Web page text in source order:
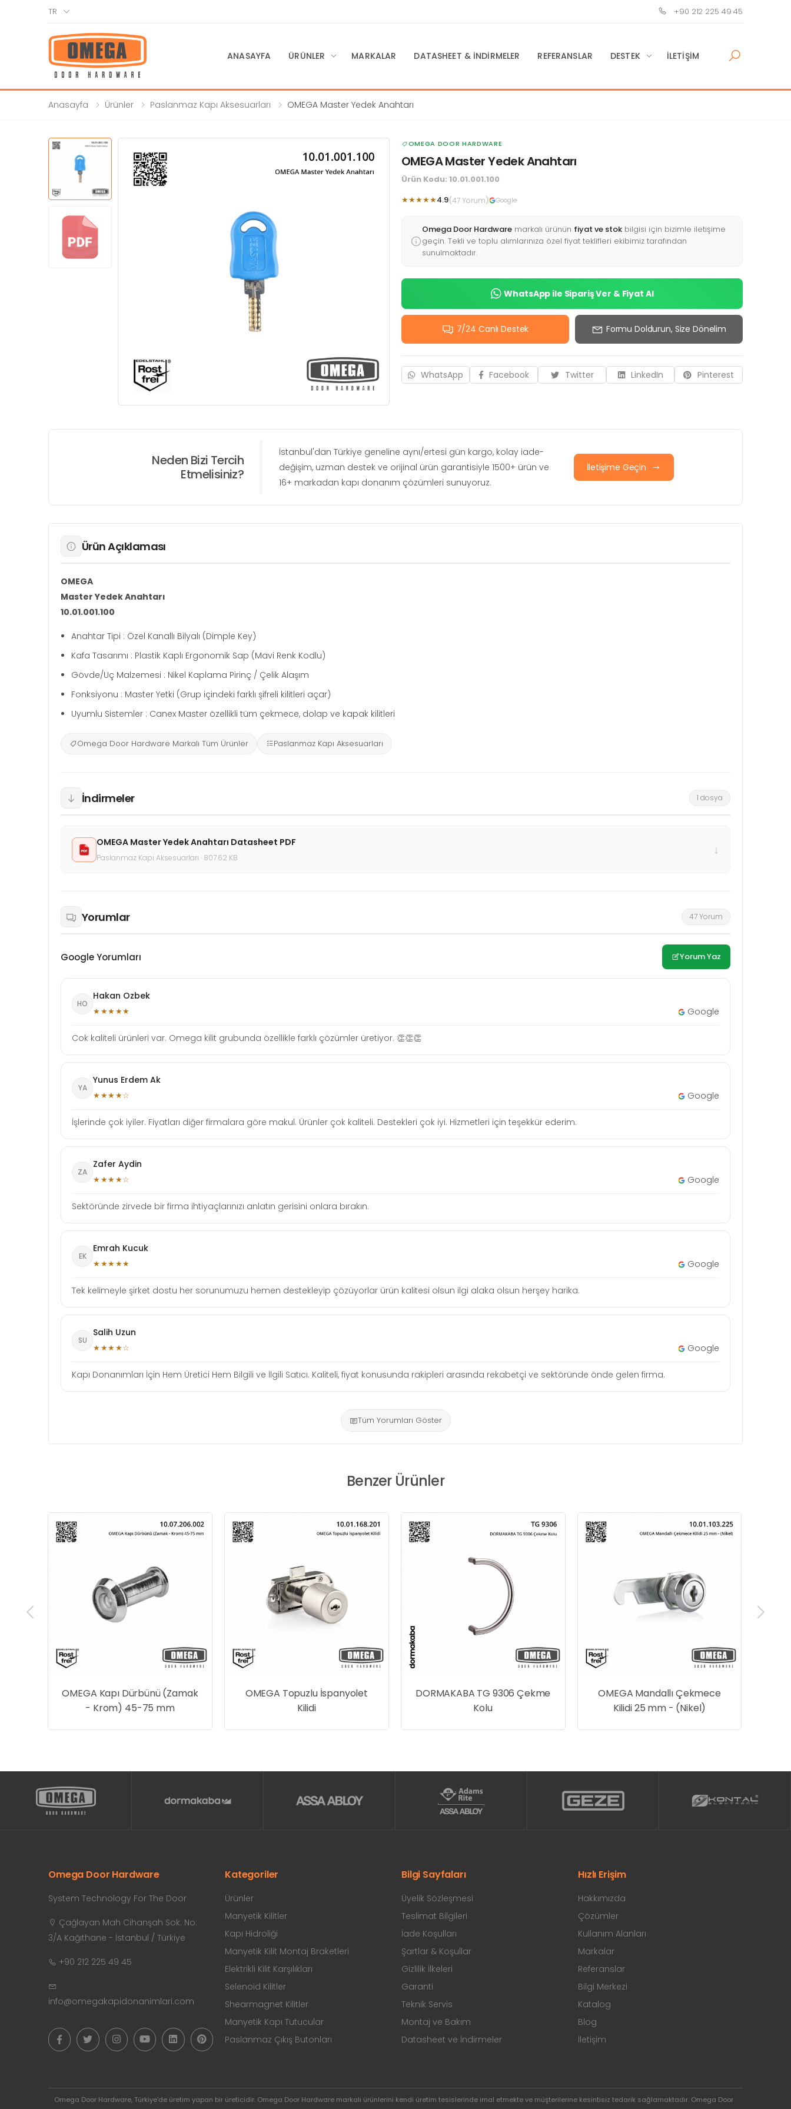
TR +90 212 225 49 45
ANASAYFA ÜRÜNLER MARKALAR DATASHEET & İNDIRMELER REFERANSLAR DESTEK İLETIŞIM
Anasayfa Ürünler Paslanmaz Kapı Aksesuarları OMEGA Master Yedek Anahtarı
OMEGA DOOR HARDWARE
OMEGA Master Yedek Anahtarı
Ürün Kodu: 10.01.001.100
★★★★★4.9(47 Yorum) Google
Omega Door Hardware markalı ürünün fiyat ve stok bilgisi için bizimle iletişime
geçin. Tekli ve toplu alımlarınıza özel fiyat teklifleri ekibimiz tarafından
sunulmaktadır.
WhatsApp ile Sipariş Ver & Fiyat Al
7/24 Canlı Destek Formu Doldurun, Size Dönelim
WhatsApp Facebook Twitter LinkedIn Pinterest
Neden Bizi Tercih
Etmelisiniz?
İstanbul'dan Türkiye geneline aynı/ertesi gün kargo, kolay iade-
değişim, uzman destek ve orijinal ürün garantisiyle 1500+ ürün ve
16+ markadan kapı donanım çözümleri sunuyoruz.
İletişime Geçin
Ürün Açıklaması
OMEGA
Master Yedek Anahtarı
10.01.001.100
Anahtar Tipi : Özel Kanallı Bilyalı (Dimple Key)
Kafa Tasarımı : Plastik Kaplı Ergonomik Sap (Mavi Renk Kodlu)
Gövde/Uç Malzemesi : Nikel Kaplama Pirinç / Çelik Alaşım
Fonksiyonu : Master Yetki (Grup içindeki farklı şifreli kilitleri açar)
Uyumlu Sistemler : Canex Master özellikli tüm çekmece, dolap ve kapak kilitleri
Omega Door Hardware Markalı Tüm Ürünler Paslanmaz Kapı Aksesuarları
İndirmeler 1 dosya
OMEGA Master Yedek Anahtarı Datasheet PDF
Paslanmaz Kapı Aksesuarları · 807.62 KB
↓
Yorumlar 47 Yorum
Google Yorumları Yorum Yaz
HO
Hakan Ozbek
★★★★★ Google
Cok kaliteli ürünleri var. Omega kilit grubunda özellikle farklı çözümler üretiyor. 👏👏👏
YA
Yunus Erdem Ak
★★★★☆ Google
İşlerinde çok iyiler. Fiyatları diğer firmalara göre makul. Ürünler çok kaliteli. Destekleri çok iyi. Hizmetleri için teşekkür ederim.
ZA
Zafer Aydin
★★★★☆ Google
Sektöründe zirvede bir firma ihtiyaçlarınızı anlatın gerisini onlara bırakın.
EK
Emrah Kucuk
★★★★★ Google
Tek kelimeyle şirket dostu her sorunumuzu hemen destekleyip çözüyorlar ürün kalitesi olsun ilgi alaka olsun herşey harika.
SU
Salih Uzun
★★★★☆ Google
Kapı Donanımları İçin Hem Üretici Hem Bilgili ve İlgili Satıcı. Kaliteli, fiyat konusunda rakipleri arasında rekabetçi ve sektöründe önde gelen firma.
Tüm Yorumları Göster
Benzer Ürünler
OMEGA Kapı Dürbünü (Zamak
- Krom) 45-75 mm
OMEGA Topuzlu İspanyolet
Kilidi
DORMAKABA TG 9306 Çekme
Kolu
OMEGA Mandallı Çekmece
Kilidi 25 mm - (Nikel)
Omega Door Hardware
System Technology For The Door
Çağlayan Mah Cihanşah Sok. No:
3/A Kağıthane - İstanbul / Türkiye
+90 212 225 49 45
info@omegakapidonanimlari.com
Kategoriler
Ürünler
Manyetik Kilitler
Kapı Hidroliği
Manyetik Kilit Montaj Braketleri
Elektrikli Kilit Karşılıkları
Selenoid Kilitler
Shearmagnet Kilitler
Manyetik Kapı Tutucular
Paslanmaz Çıkış Butonları
Bilgi Sayfaları
Üyelik Sözleşmesi
Teslimat Bilgileri
İade Koşulları
Şartlar & Koşullar
Gizlilik İlkeleri
Garanti
Teknik Servis
Montaj ve Bakım
Datasheet ve İndirmeler
Hızlı Erişim
Hakkımızda
Çözümler
Kullanım Alanları
Markalar
Referanslar
Bilgi Merkezi
Katalog
Blog
İletişim
Omega Door Hardware, Türkiye'de üretim yapan bir üreticidir. Omega Door Hardware markalı ürünlerini kendi üretim tesislerinde imal etmekte ve müşterilerine kesintisiz tedarik sağlamaktadır. Omega Door